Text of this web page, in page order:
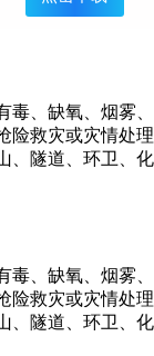
性。
、缺氧、烟雾、
险救灾或灾情处理
、隧道、环卫、化
、缺氧、烟雾、
险救灾或灾情处理
、隧道、环卫、化